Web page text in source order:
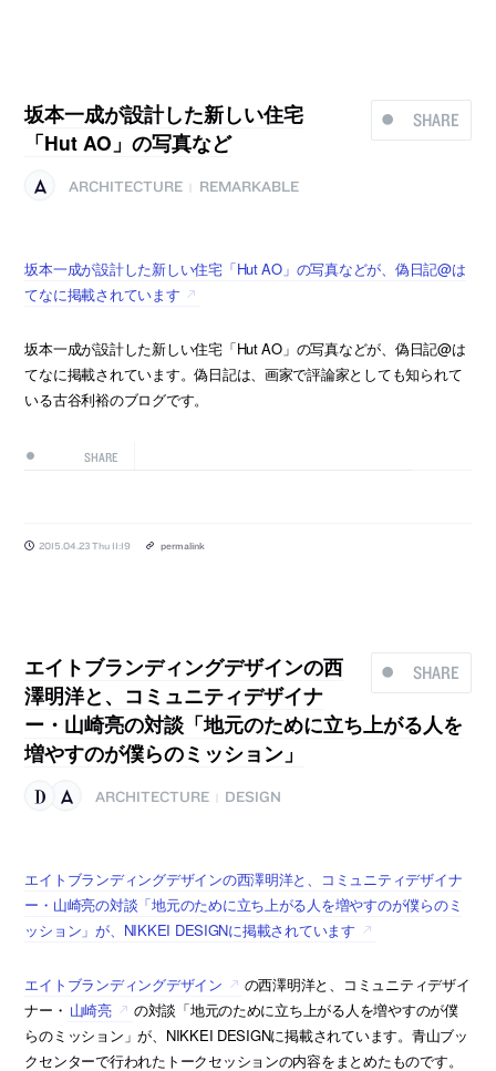
SHARE
坂本一成が設計した新しい住宅
「Hut AO」の写真など
ARCHITECTURE REMARKABLE
坂本一成が設計した新しい住宅「Hut AO」の写真などが、偽日記@は
てなに掲載されています
坂本一成が設計した新しい住宅「Hut AO」の写真などが、偽日記@は
てなに掲載されています。偽日記は、画家で評論家としても知られて
いる古谷利裕のブログです。
SHARE
2015.04.23 Thu 11:19 permalink
SHARE
エイトブランディングデザインの西
澤明洋と、コミュニティデザイナ
ー・山崎亮の対談「地元のために立ち上がる人を
増やすのが僕らのミッション」
ARCHITECTURE DESIGN
エイトブランディングデザインの西澤明洋と、コミュニティデザイナ
ー・山崎亮の対談「地元のために立ち上がる人を増やすのが僕らのミ
ッション」が、NIKKEI DESIGNに掲載されています
エイトブランディングデザイン
の西澤明洋と、コミュニティデザイ
ナー・ 山崎亮
の対談「地元のために立ち上がる人を増やすのが僕
らのミッション」が、NIKKEI DESIGNに掲載されています。青山ブッ
クセンターで行われたトークセッションの内容をまとめたものです。